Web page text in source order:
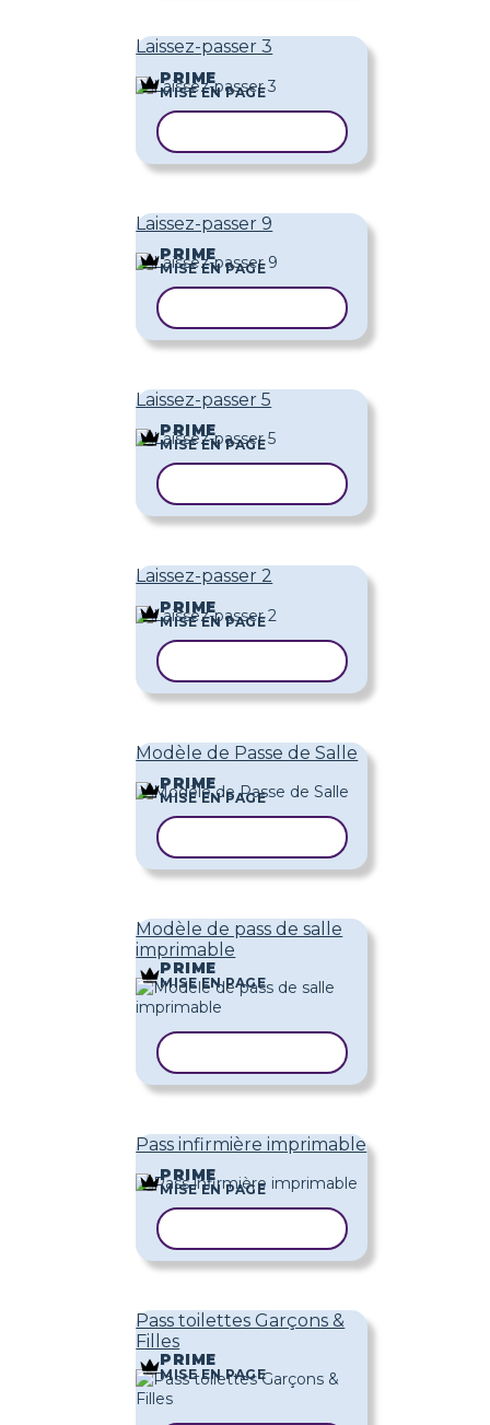
Laissez-passer 3
PRIME
MISE EN PAGE
Laissez-passer 9
PRIME
MISE EN PAGE
Laissez-passer 5
PRIME
MISE EN PAGE
Laissez-passer 2
PRIME
MISE EN PAGE
Modèle de Passe de Salle
PRIME
MISE EN PAGE
Modèle de pass de salle
imprimable
PRIME
MISE EN PAGE
Pass infirmière imprimable
PRIME
MISE EN PAGE
Pass toilettes Garçons &
Filles
PRIME
MISE EN PAGE